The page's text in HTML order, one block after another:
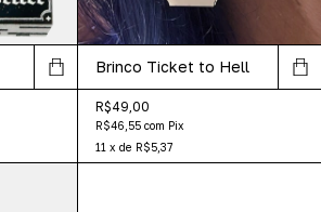
Brinco Ticket to Hell
R$49,00
R$46,55 com Pix
11 x de R$5,37